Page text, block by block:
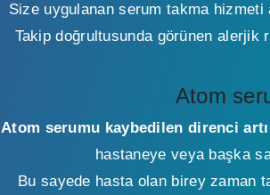
Size uygulanan serum takma hizmeti
Takip doğrultusunda görünen alerjik
Atom
Atom serumu kaybedilen direnci
hastaneye veya başka
Bu sayede hasta olan birey zaman